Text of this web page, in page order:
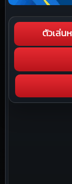
ตัวเล่น